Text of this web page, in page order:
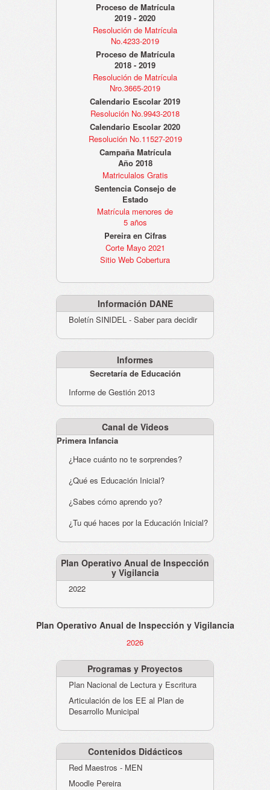
Proceso de Matrícula
2019 - 2020
Resolución de Matrícula
No.4233-2019
Proceso de Matrícula
2018 - 2019
Resolución de Matrícula
Nro.3665-2019
Calendario Escolar 2019
Resolución No.9943-2018
Calendario Escolar 2020
Resolución No.11527-2019
Campaña Matrícula
Año 2018
Matriculalos Gratis
Sentencia Consejo de
Estado
Matrícula menores de
5 años
Pereira en Cifras
Corte Mayo 2021
Sitio Web Cobertura
Información DANE
Boletín SINIDEL - Saber para decidir
Informes
Secretaría de Educación
Informe de Gestión 2013
Canal de Videos
Primera Infancia
¿Hace cuánto no te sorprendes?
¿Qué es Educación Inicial?
¿Sabes cómo aprendo yo?
¿Tu qué haces por la Educación Inicial?
Plan Operativo Anual de Inspección
y Vigilancia
2022
Plan Operativo Anual de Inspección y Vigilancia
2026
Programas y Proyectos
Plan Nacional de Lectura y Escritura
Articulación de los EE al Plan de
Desarrollo Municipal
Contenidos Didácticos
Red Maestros - MEN
Moodle Pereira